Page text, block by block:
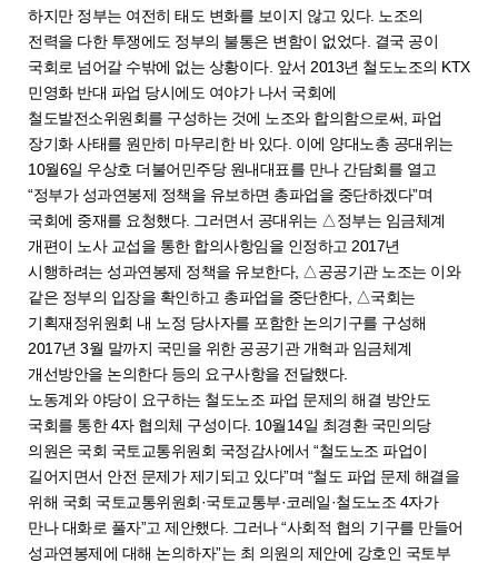
하지만 정부는 여전히 태도 변화를 보이지 않고 있다. 노조의
전력을 다한 투쟁에도 정부의 불통은 변함이 없었다. 결국 공이
국회로 넘어갈 수밖에 없는 상황이다. 앞서 2013년 철도노조의 KTX
민영화 반대 파업 당시에도 여야가 나서 국회에
철도발전소위원회를 구성하는 것에 노조와 합의함으로써, 파업
장기화 사태를 원만히 마무리한 바 있다. 이에 양대노총 공대위는
10월6일 우상호 더불어민주당 원내대표를 만나 간담회를 열고
“정부가 성과연봉제 정책을 유보하면 총파업을 중단하겠다”며
국회에 중재를 요청했다. 그러면서 공대위는 △정부는 임금체계
개편이 노사 교섭을 통한 합의사항임을 인정하고 2017년
시행하려는 성과연봉제 정책을 유보한다, △공공기관 노조는 이와
같은 정부의 입장을 확인하고 총파업을 중단한다, △국회는
기획재정위원회 내 노정 당사자를 포함한 논의기구를 구성해
2017년 3월 말까지 국민을 위한 공공기관 개혁과 임금체계
개선방안을 논의한다 등의 요구사항을 전달했다.
노동계와 야당이 요구하는 철도노조 파업 문제의 해결 방안도
국회를 통한 4자 협의체 구성이다. 10월14일 최경환 국민의당
의원은 국회 국토교통위원회 국정감사에서 “철도노조 파업이
길어지면서 안전 문제가 제기되고 있다”며 “철도 파업 문제 해결을
위해 국회 국토교통위원회·국토교통부·코레일·철도노조 4자가
만나 대화로 풀자”고 제안했다. 그러나 “사회적 협의 기구를 만들어
성과연봉제에 대해 논의하자”는 최 의원의 제안에 강호인 국토부